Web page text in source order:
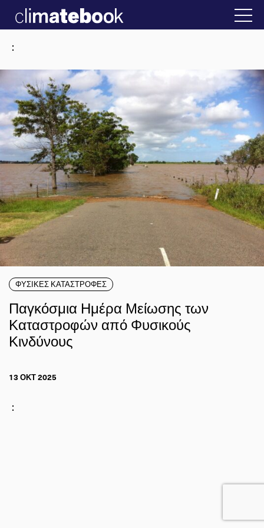
Ελλάδα 22 ΙΑΝ 2026 2025 Η άβολη
:
ΦΥΣΙΚΕΣ ΚΑΤΑΣΤΡΟΦΕΣ
Παγκόσμια Ημέρα Μείωσης των
Καταστροφών από Φυσικούς
Κινδύνους
13 ΟΚΤ 2025
: